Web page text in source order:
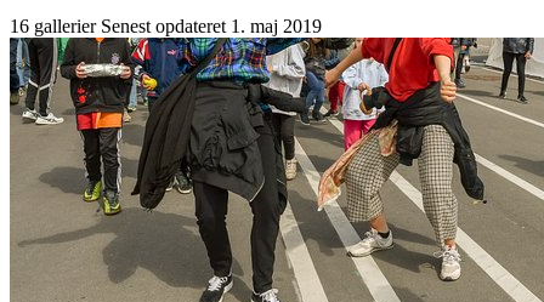
16 gallerier Senest opdateret 1. maj 2019